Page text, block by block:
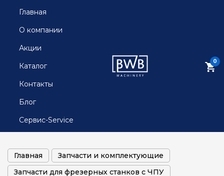
Главная
О компании
Акции
Каталог
Контакты
Блог
Сервис-Service
0
Главная
Запчасти и комплектующие
Запчасти для фрезерных станков с ЧПУ